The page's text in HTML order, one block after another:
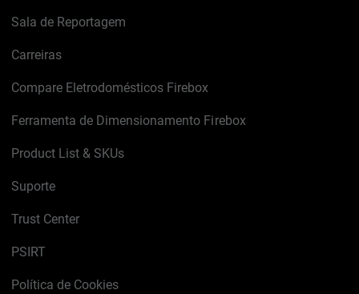
Sala de Reportagem
Carreiras
Compare Eletrodomésticos Firebox
Ferramenta de Dimensionamento Firebox
Product List & SKUs
Suporte
Trust Center
PSIRT
Política de Cookies